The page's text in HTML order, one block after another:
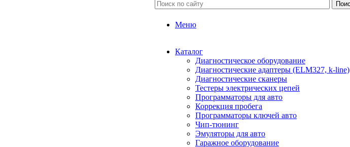
Меню
Каталог
Диагностическое оборудование
Диагностические адаптеры (ELM327, k-line)
Диагностические сканеры
Тестеры электрических цепей
Программаторы для авто
Коррекция пробега
Программаторы ключей авто
Чип-тюнинг
Эмуляторы для авто
Гаражное оборудование